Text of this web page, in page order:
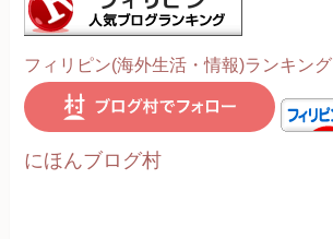
フィリピン(海外生活・情報)ランキング
にほんブログ村